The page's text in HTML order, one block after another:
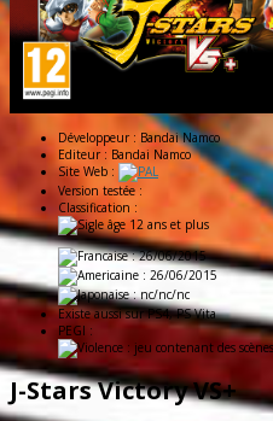
Développeur : Bandai Namco
Editeur : Bandai Namco
Site Web :
Version testée :
Classification :
: 26/06/2015
: 26/06/2015
: nc/nc/nc
Existe aussi surPS4, PS Vita
PEGI :
J-Stars Victory VS+